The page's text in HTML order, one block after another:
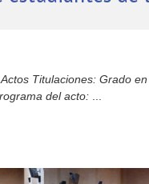
Titulaciones: Grado
del acto: